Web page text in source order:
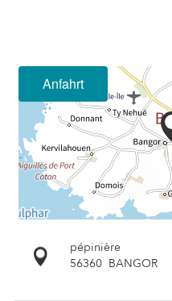
Anfahrt
pépinière
56360 BANGOR